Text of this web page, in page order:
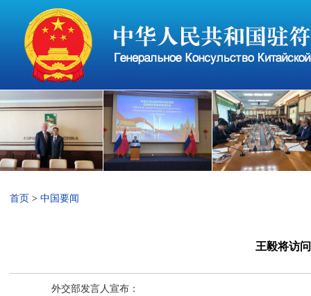
首页 > 中国要闻
王毅将访
外交部发言人宣布：